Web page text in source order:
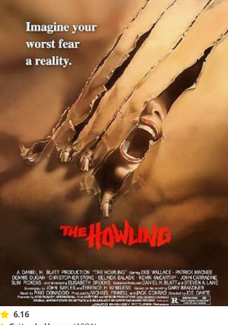
6.16